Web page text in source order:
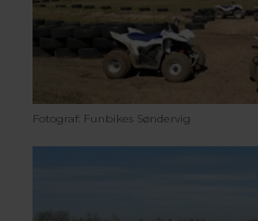
Fotograf: Funbikes Søndervig